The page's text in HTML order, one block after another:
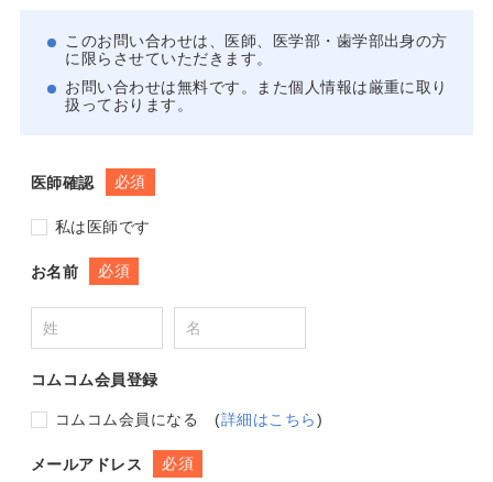
このお問い合わせは、医師、医学部・歯学部出身の方
に限らさせていただきます。
お問い合わせは無料です。また個人情報は厳重に取り
扱っております。
医師確認 必須
私は医師です
お名前 必須
コムコム会員登録
コムコム会員になる (詳細はこちら)
メールアドレス 必須